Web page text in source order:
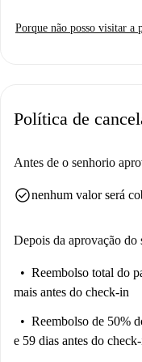
tornando-a uma opção
vibrante cultura da cidade.
nas proximidades, além de
Spotahome, mas fique
Porque não posso visitar a
Política de
Antes de o senhorio
check_circlenenhum valor será
Depois da aprovação do
Reembolso total do
mais antes do check-in
Reembolso de 50%
e 59 dias antes do